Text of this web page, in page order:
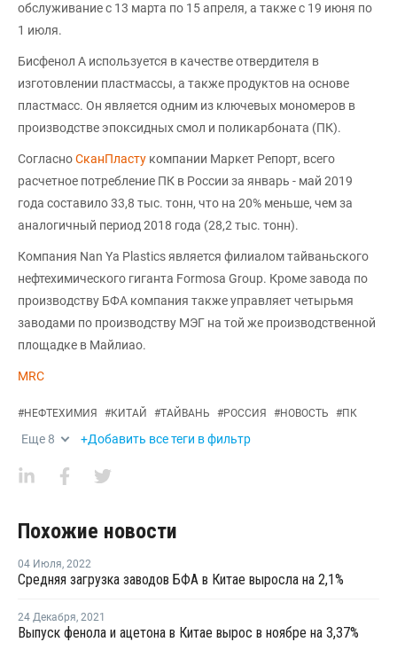
обслуживание с 13 марта по 15 апреля, а также с 19 июня по
1 июля.
Бисфенол А используется в качестве отвердителя в
изготовлении пластмассы, а также продуктов на основе
пластмасс. Он является одним из ключевых мономеров в
производстве эпоксидных смол и поликарбоната (ПК).
СогласноСканПласту компании Маркет Репорт, всего
расчетное потребление ПК в России за январь - май 2019
года составило 33,8 тыс. тонн, что на 20% меньше, чем за
аналогичный период 2018 года (28,2 тыс. тонн).
Компания Nan Ya Plastics является филиалом тайваньского
нефтехимического гиганта Formosa Group. Кроме завода по
производству БФА компания также управляет четырьмя
заводами по производству МЭГ на той же производственной
площадке в Майлиао.
MRC
#НЕФТЕХИМИЯ #КИТАЙ #ТАЙВАНЬ #РОССИЯ #НОВОСТЬ #ПК
Еще 8 +Добавить все теги в фильтр
Похожие новости
04 Июля, 2022
Средняя загрузка заводов БФА в Китае выросла на 2,1%
24 Декабря, 2021
Выпуск фенола и ацетона в Китае вырос в ноябре на 3,37%